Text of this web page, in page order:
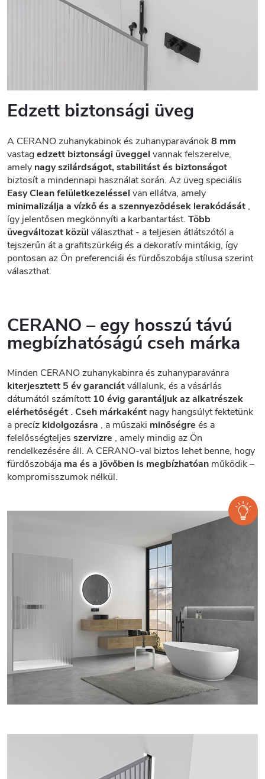
Edzett biztonsági üveg
A CERANO zuhanykabinok és zuhanyparavánok8 mm
vastagedzett biztonsági üveggel vannak felszerelve,
amely nagy szilárdságot, stabilitást és biztonságot
biztosít a mindennapi használat során. Az üveg speciális
Easy Clean felületkezeléssel van ellátva, amely
minimalizálja a vízkő és a szennyeződések lerakódását ,
így jelentősen megkönnyíti a karbantartást. Több
üvegváltozat közül választhat - a teljesen átlátszótól a
tejszerűn át a grafitszürkéig és a dekoratív mintákig, így
pontosan az Ön preferenciái és fürdőszobája stílusa szerint
választhat.
CERANO – egy hosszú távú
megbízhatóságú cseh márka
Minden CERANO zuhanykabinra és zuhanyparavánra
kiterjesztett 5 év garanciátvállalunk, és a vásárlás
dátumától számított10 évig garantáljuk az alkatrészek
elérhetőségét . Cseh márkaként nagy hangsúlyt fektetünk
a precíz kidolgozásra , a műszaki minőségre és a
felelősségteljes szervizre , amely mindig az Ön
rendelkezésére áll. A CERANO-val biztos lehet benne, hogy
fürdőszobája ma és a jövőben is megbízhatóan működik –
kompromisszumok nélkül.